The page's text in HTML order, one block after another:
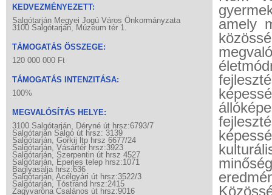
KEDVEZMÉNYEZETT:
Salgótarján Megyei Jogú Város Önkormányzata
3100 Salgótarján, Múzeum tér 1.
TÁMOGATÁS ÖSSZEGE:
120 000 000 Ft
TÁMOGATÁS INTENZITÁSA:
100%
MEGVALÓSÍTÁS HELYE:
3100 Salgótarján, Déryné út hrsz:6793/7
Salgótarján Salgó út hrsz: 3139
Salgótarján, Gorkij ltp hrsz 6677/24
Salgótarján, Vásártér hrsz:3923
Salgótarján, Szerpentin út hrsz 4527
Salgótarján, Eperjes telep hrsz:1071
Baglyasalja hrsz:636
Salgótarján, Acélgyári út hrsz:3522/3
Salgótarján, Tóstrand hrsz:2415
Zagyvaróna Csalános út hrsz:9016
amely